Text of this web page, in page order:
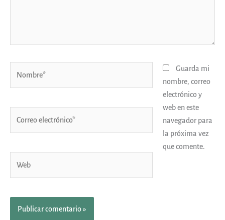
Guarda mi
nombre, correo
electrónico y
web en este
navegador para
la próxima vez
que comente.